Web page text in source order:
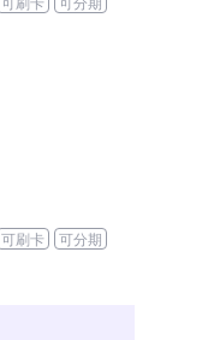
可刷卡
可分期